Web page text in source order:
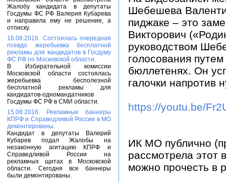
Жалобу кандидата в депутаты
Госдумы ФС РФ Валерия Кубарева
и направила ему не решение, а
отписку.
16.08.2016. Состоялась очередная
псевдо жеребьевка бесплатной
рекламы для кандидатов в Госдуму
ФС РФ по Московской области.
В Избирательной комиссии
Московской области состоялась
жеребьевка бесполезной
бесплатной рекламы для
кандидатов-одномандатников
Госдумы ФС РФ в СМИ области.
15.08.2016. Рекламные баннеры
КПРФ и Справедливой России в МО
демонтированы.
Кандидат в депутаты Валерий
Кубарев подал Жалобы на
незаконную агитацию КПРФ и
Справедливой России на
рекламных щитах в Московской
области. Сегодня все баннеры
были демонтированы.
Шебешева
пиджаке – это
Викторович
руководством
голосования
бюллетенях. Он
галочки напротив
https://youtu.be/
ИК МО публично
рассмотрела
можно прочесть в